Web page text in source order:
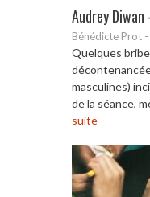
Audrey
Bénédicte Prot -
Quelques
masculines)
de la séance,
suite